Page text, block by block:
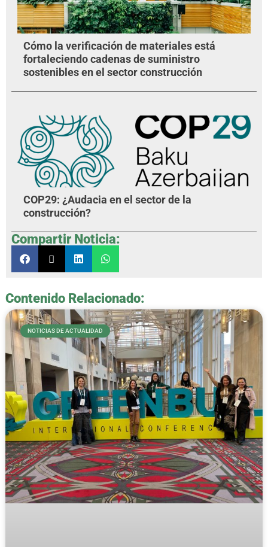
Cómo la verificación de materiales está
fortaleciendo cadenas de suministro
sostenibles en el sector construcción
COP29: ¿Audacia en el sector de la
construcción?
Compartir Noticia:
Contenido Relacionado:
NOTICIAS DE ACTUALIDAD